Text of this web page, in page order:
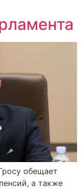
обещает
а также